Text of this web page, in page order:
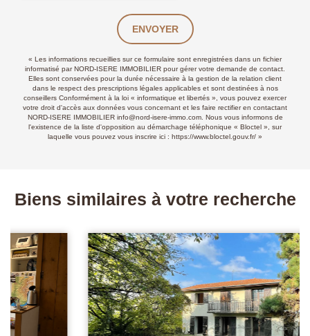
ENVOYER
« Les informations recueillies sur ce formulaire sont enregistrées dans un fichier
informatisé par NORD-ISERE IMMOBILIER pour gérer votre demande de contact.
Elles sont conservées pour la durée nécessaire à la gestion de la relation client
dans le respect des prescriptions légales applicables et sont destinées à nos
conseillers Conformément à la loi « informatique et libertés », vous pouvez exercer
votre droit d'accès aux données vous concernant et les faire rectifier en contactant
NORD-ISERE IMMOBILIER info@nord-isere-immo.com. Nous vous informons de
l'existence de la liste d'opposition au démarchage téléphonique « Bloctel », sur
laquelle vous pouvez vous inscrire ici : https://www.bloctel.gouv.fr/ »
Biens similaires à votre recherche